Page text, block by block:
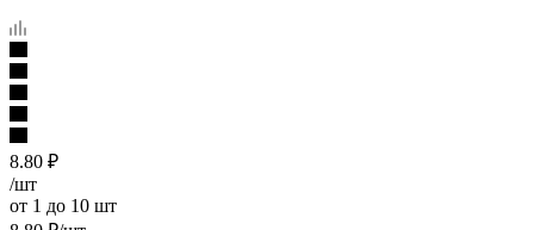
8.80 ₽
/шт
от 1 до 10 шт